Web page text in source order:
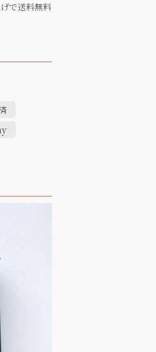
で送料無料